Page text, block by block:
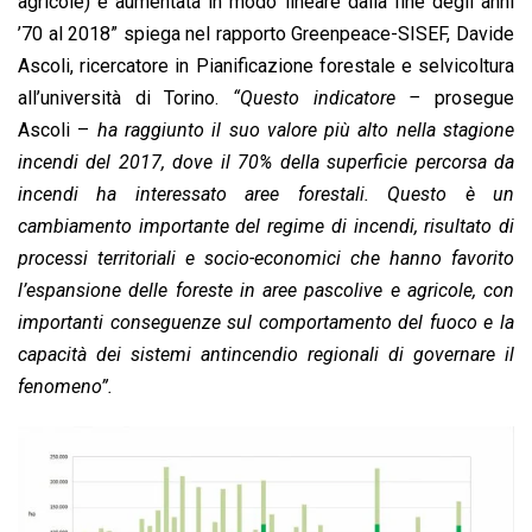
’70 al 2018” spiega nel rapporto Greenpeace-SISEF, Davide
Ascoli, ricercatore in Pianificazione forestale e selvicoltura
all’università di Torino. “Questo indicatore –prosegue
Ascoli – ha raggiunto il suo valore più alto nella stagione
incendi del 2017, dove il 70% della superficie percorsa da
incendi ha interessato aree forestali. Questo è un
cambiamento importante del regime di incendi, risultato di
processi territoriali e socio-economici che hanno favorito
l’espansione delle foreste in aree pascolive e agricole, con
importanti conseguenze sul comportamento del fuoco e la
capacità dei sistemi antincendio regionali di governare il
fenomeno”.